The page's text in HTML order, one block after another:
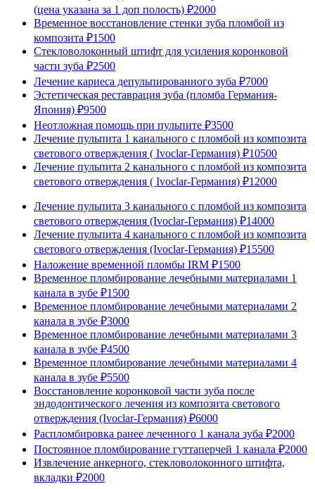
(цена указана за 1 доп полость) ₽2000
Временное восстановление стенки зуба пломбой из
композита ₽1500
Стекловолоконный штифт для усиления коронковой
части зуба ₽2500
Лечение кариеса депульпированного зуба ₽7000
Эстетическая реставрация зуба (пломба Германия-
Япония) ₽9500
Неотложная помощь при пульпите ₽3500
Лечение пульпита 1 канального с пломбой из композита
светового отверждения ( Ivoclar-Германия) ₽10500
Лечение пульпита 2 канального с пломбой из композита
светового отверждения ( Ivoclar-Германия) ₽12000
Лечение пульпита 3 канального с пломбой из композита
светового отверждения (Ivoclar-Германия) ₽14000
Лечение пульпита 4 канального с пломбой из композита
светового отверждения (Ivoclar-Германия) ₽15500
Наложение временной пломбы IRM ₽1500
Временное пломбирование лечебными материалами 1
канала в зубе ₽1500
Временное пломбирование лечебными материалами 2
канала в зубе ₽3000
Временное пломбирование лечебными материалами 3
канала в зубе ₽4500
Временное пломбирование лечебными материалами 4
канала в зубе ₽5500
Восстановление коронковой части зуба после
эндодонтического лечения из композита светового
отверждения (Ivoclar-Германия) ₽6000
Распломбировка ранее леченного 1 канала зуба ₽2000
Постоянное пломбирование гуттаперчей 1 канала ₽2000
Извлечение анкерного, стекловолоконного штифта,
вкладки ₽2000